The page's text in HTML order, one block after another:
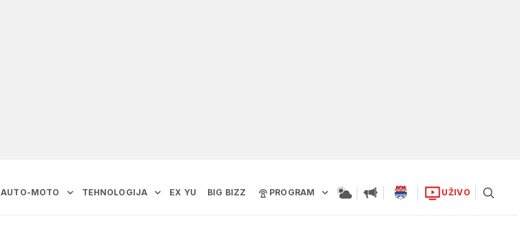
AUTO-MOTO TEHNOLOGIJA EX YU BIG BIZZ PROGRAM UŽIVO